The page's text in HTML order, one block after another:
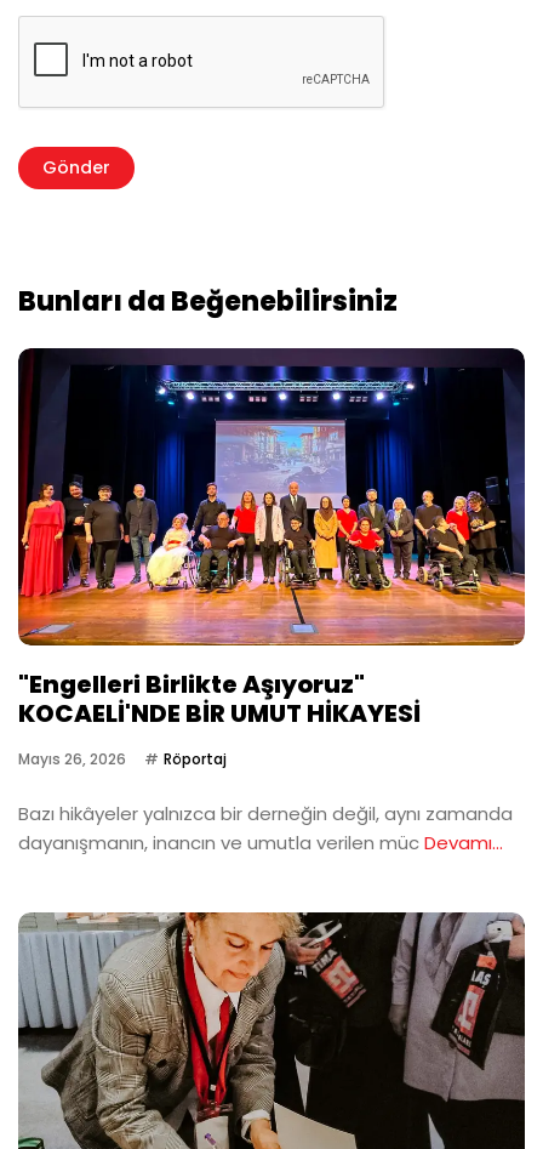
Bunları da Beğenebilirsiniz
"Engelleri Birlikte Aşıyoruz"
KOCAELİ'NDE BİR UMUT HİKAYESİ
Mayıs 26, 2026 Röportaj
Bazı hikâyeler yalnızca bir derneğin değil, aynı zamanda
dayanışmanın, inancın ve umutla verilen mücDevamı...